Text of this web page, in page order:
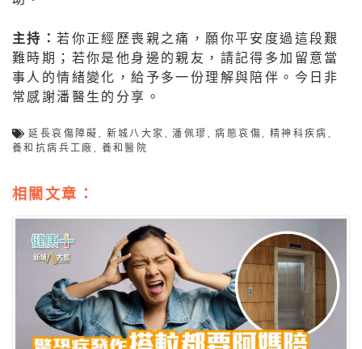
主持：若你正經歷喪親之痛，願你平安度過這段艱
難時期；若你是他身邊的親友，請記得多加留意當
事人的情緒變化，給予多一份理解與陪伴。今日非
常感謝潘醫生的分享。
延長哀傷障礙 新城八大家 ,潘佩璆 ,病態哀傷 精神科疾病
養和抗病兵工廠
養和醫院
相關文章：